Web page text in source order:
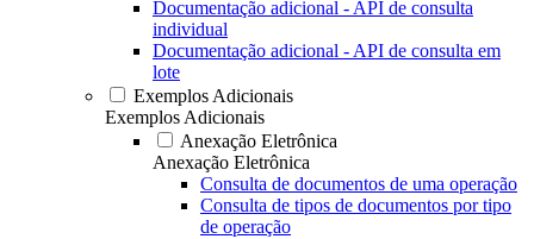
Documentação adicional - API de consulta
individual
Documentação adicional - API de consulta em
lote
Exemplos Adicionais
Exemplos Adicionais
Anexação Eletrônica
Anexação Eletrônica
Consulta de documentos de uma operação
Consulta de tipos de documentos por tipo
de operação